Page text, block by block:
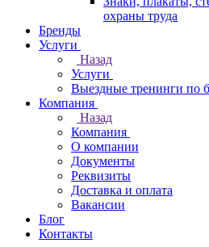
охраны труда
Бренды
Услуги
Назад
Услуги
Выездные тренинги по
Компания
Назад
Компания
О компании
Документы
Реквизиты
Доставка и оплата
Вакансии
Блог
Контакты